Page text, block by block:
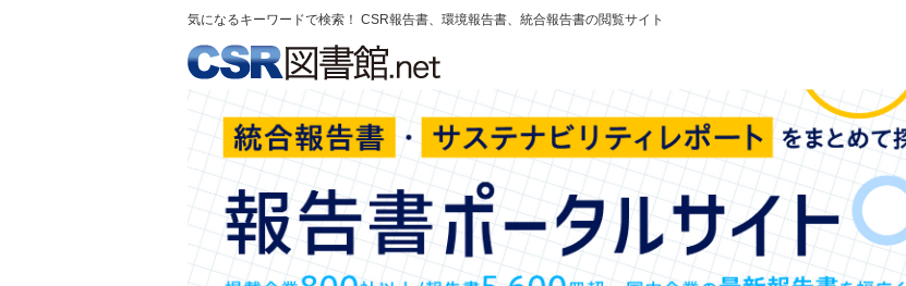
気になるキーワードで検索！ CSR報告書、環境報告書、統合報告書の閲覧サイト